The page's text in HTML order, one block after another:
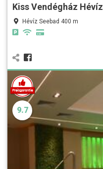
Kiss Vendégház Hévíz
Hévíz Seebad 400 m
9.7